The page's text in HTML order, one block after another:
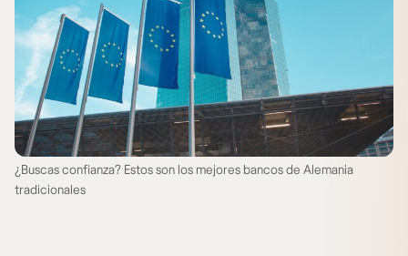
¿Buscas confianza? Estos son los mejores bancos de Alemania
tradicionales